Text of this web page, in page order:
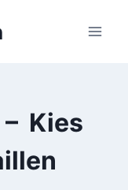
Kies